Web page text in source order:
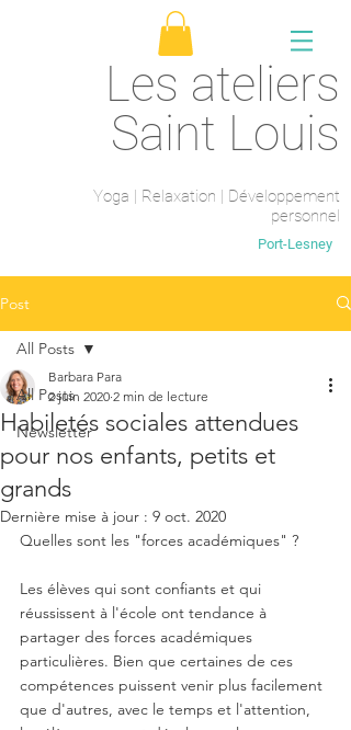
Les ateliers
Saint Louis
Yoga | Relaxation | Développement
personnel
Port-Lesney
Post
All Posts
Newsletter
All Posts
Habiletés sociales attendues
pour nos enfants, petits et
grands
Barbara Para
2 juin 2020 2 min de lecture
Dernière mise à jour : 9 oct. 2020
Quelles sont les "forces académiques" ?
Les élèves qui sont confiants et qui
réussissent à l'école ont tendance à
partager des forces académiques
particulières. Bien que certaines de ces
compétences puissent venir plus facilement
que d'autres, avec le temps et l'attention,